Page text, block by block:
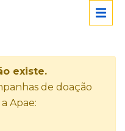
existe.
de doação
Apae: